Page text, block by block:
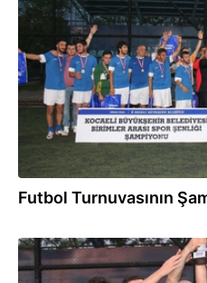
10.06.2014
Futbol Turnuvasının
10.06.2014